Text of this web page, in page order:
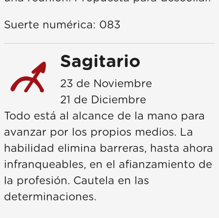
Suerte numérica: 083
Sagitario
23 de Noviembre
21 de Diciembre
Todo está al alcance de la mano para
avanzar por los propios medios. La
habilidad elimina barreras, hasta ahora
infranqueables, en el afianzamiento de
la profesión. Cautela en las
determinaciones.